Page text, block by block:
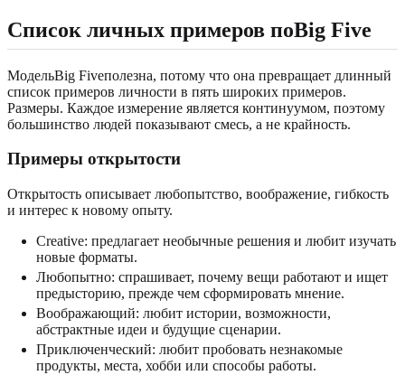
Список личных примеров поBig Five
МодельBig Fiveполезна, потому что она превращает длинный
список примеров личности в пять широких примеров.
Размеры. Каждое измерение является континуумом, поэтому
большинство людей показывают смесь, а не крайность.
Примеры открытости
Открытость описывает любопытство, воображение, гибкость
и интерес к новому опыту.
Creative: предлагает необычные решения и любит изучать
новые форматы.
Любопытно: спрашивает, почему вещи работают и ищет
предысторию, прежде чем сформировать мнение.
Воображающий: любит истории, возможности,
абстрактные идеи и будущие сценарии.
Приключенческий: любит пробовать незнакомые
продукты, места, хобби или способы работы.